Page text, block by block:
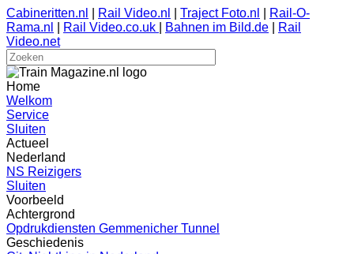
Cabineritten.nl Rail Video.nl Traject Foto.nl
Rail-O-
Rama.nl
Rail Video.co.uk Bahnen im Bild.de
Rail
Video.net
Home
Welkom
Service
Sluiten
Actueel
Nederland
NS Reizigers
Sluiten
Voorbeeld
Achtergrond
Opdrukdiensten Gemmenicher Tunnel
Geschiedenis